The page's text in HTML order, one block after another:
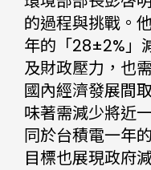
的過程與挑戰。
年的「28±2%」
及財政壓力，也
國內經濟發展間
味著需減少將近
同於台積電一年
目標也展現政府